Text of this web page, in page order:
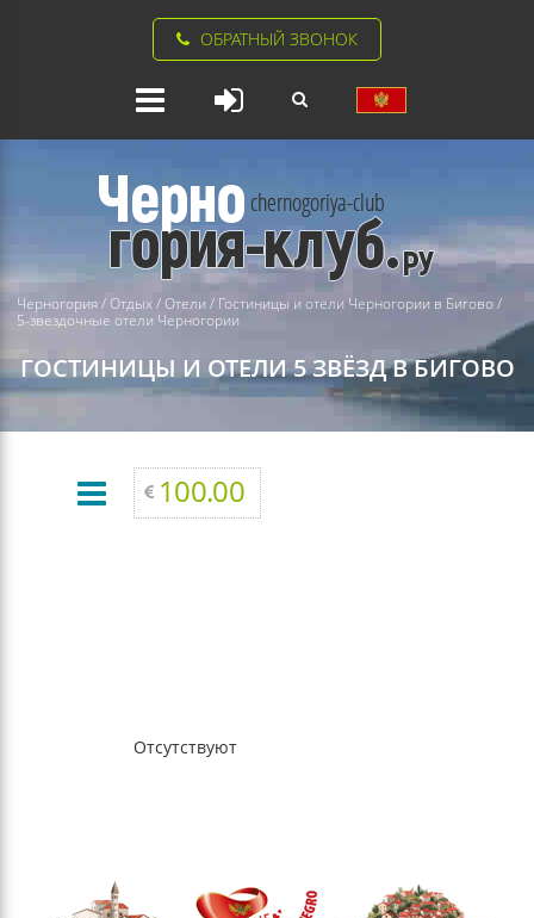
ОБРАТНЫЙ ЗВОНОК
Черногория/ Отдых/Отели / Гостиницы и отели Черногории в Бигово/
5-звездочные отели Черногории
ГОСТИНИЦЫ И ОТЕЛИ 5 ЗВЁЗД В БИГОВО
100.00
Отсутствуют